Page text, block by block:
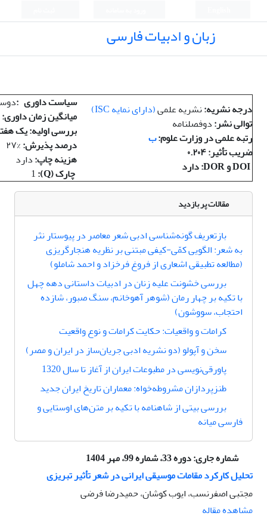
زبان و ادبیات فارسی
درجه نشریه:نشریه علمی(دارای نمایه
توالی نشر:دوفصلنامه
رتبه علمی در وزارت علوم:ب
ضریب تأثیر: ۰.۲۰۴
سیاست داوری :
میانگین زمان داوری:
بررسی اولیه: یک
درصد پذیرش:
هزینه چاپ:دارد
چارک (Q):
مقالات پر بازدید
بازتعریف گونه‌شناسی ادبی شعر معاصر در پیوستار نثر
به شعر: الگویی کمّی-کیفی مبتنی بر نظریه هنجارگریزی
(مطالعه تطبیقی اشعاری از فروغ فرخزاد و احمد شاملو)
بررسی خشونت علیه زنان در ادبیات داستانی دهه چهل
با تکیه بر چهار رمان (شوهر آهوخانم، سنگ صبور، شازده
احتجاب، سووشون)
کرامات و واقعیات: حکایت کرامات و نوع واقعیت
سخن و آپولو (دو نشریه ادبی جریان‌ساز در ایران و مصر)
پاور‌قی‌نویسی در مطبوعات ایران از آغاز تا سال 1320
طنزپردازان مشروطه‌خواه: معماران تاریخ ایران جدید
بررسی بیتی از شاهنامه با تکیه بر متن‌های اوستایی و
فارسی میانه
شماره جاری:دوره 33، شماره 99، مهر 1404
تحلیل کارکرد مقامات موسیقی ایرانی در شعر تأثیر تبریزی
مجتبی اصفرنسب، ایوب کوشان، حمیدرضا فرضی
مشاهده مقاله